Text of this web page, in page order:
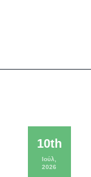
10th
Ιούλ,
2026